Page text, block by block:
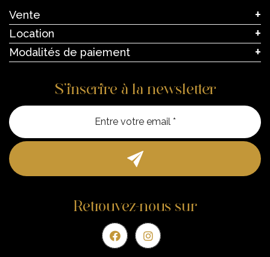
Vente
Location
Modalités de paiement
S’inscrire à la newsletter
Entre
Retrouvez-nous sur